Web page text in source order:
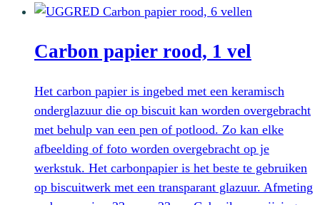
Carbon papier rood, 1 vel
Het carbon papier is ingebed met een keramisch
onderglazuur die op biscuit kan worden overgebracht
met behulp van een pen of potlood. Zo kan elke
afbeelding of foto worden overgebracht op je
werkstuk. Het carbonpapier is het beste te gebruiken
op biscuitwerk met een transparant glazuur. Afmeting